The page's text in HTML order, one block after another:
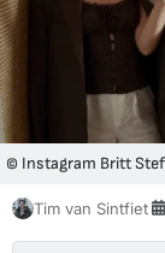
© Instagram Britt
Tim van Sintfiet